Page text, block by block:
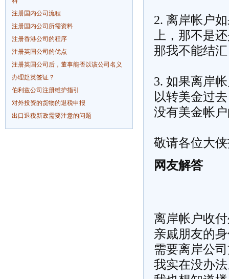
注册国内公司流程
注册国内公司所需资料
注册香港公司的程序
注册英国公司的优点
注册英国公司后，董事能否以该公司名义
办理赴英签证？
伯利兹公司注册维护指引
对外投资的货物的退税申报
出口退税新政需要注意的问题
2. 离岸帐户
上，那不是
那我不能结
3. 如果离岸
以转美金过
没有美金帐
敬请各位大
网友解答
离岸帐户收
亲戚朋友的
需要离岸公
我实在没办